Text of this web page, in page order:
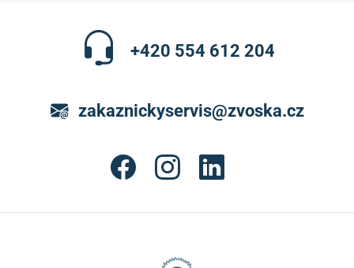
+420 554 612 204
zakaznickyservis@zvoska.cz